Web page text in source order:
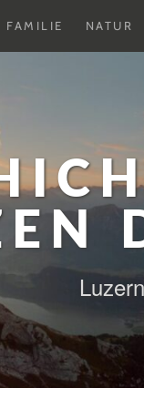
FAMILIE NATUR